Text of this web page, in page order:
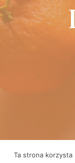
Copyright 2023 ©
Ta strona korzysta